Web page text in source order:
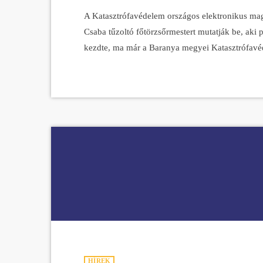
A Katasztrófavédelem országos elektronikus
Csaba tűzoltó főtörzsőrmestert mutatják be, aki
kezdte, ma már a Baranya megyei
HÍREK